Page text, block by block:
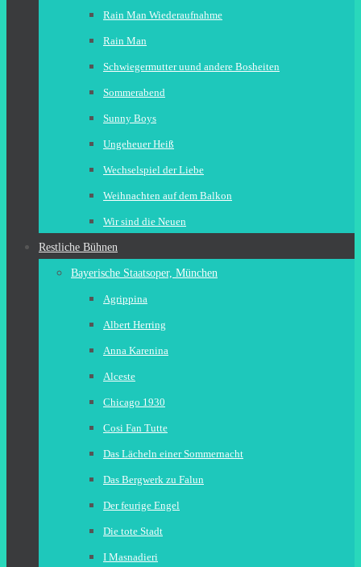
Rain Man Wiederaufnahme
Rain Man
Schwiegermutter uund andere Bosheiten
Sommerabend
Sunny Boys
Ungeheuer Heiß
Wechselspiel der Liebe
Weihnachten auf dem Balkon
Wir sind die Neuen
Restliche Bühnen
Bayerische Staatsoper, München
Agrippina
Albert Herring
Anna Karenina
Alceste
Chicago 1930
Cosi Fan Tutte
Das Lächeln einer Sommernacht
Das Bergwerk zu Falun
Der feurige Engel
Die tote Stadt
I Masnadieri